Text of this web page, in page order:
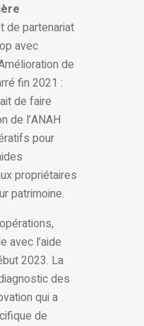
de partenariat
avec
de
fin 2021 :
de faire
de l’ANAH
pour
propriétaires
patrimoine.
avec l’aide
2023. La
des
qui a
de